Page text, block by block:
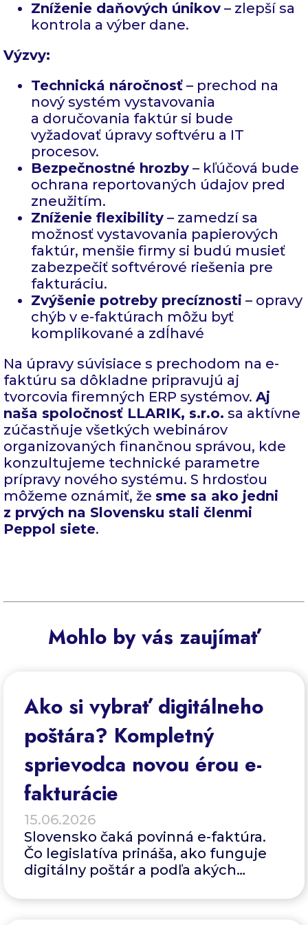
Zníženie daňových únikov – zlepší sa
kontrola a výber dane.
Výzvy:
Technická náročnosť – prechod na
nový systém vystavovania
a doručovania faktúr si bude
vyžadovať úpravy softvéru a IT
procesov.
Bezpečnostné hrozby – kľúčová bude
ochrana reportovaných údajov pred
zneužitím.
Zníženie flexibility – zamedzí sa
možnosť vystavovania papierových
faktúr, menšie firmy si budú musieť
zabezpečiť softvérové riešenia pre
fakturáciu.
Zvýšenie potreby precíznosti – opravy
chýb v e-faktúrach môžu byť
komplikované a zdĺhavé
Na úpravy súvisiace s prechodom na e-
faktúru sa dôkladne pripravujú aj
tvorcovia firemných ERP systémov. Aj
naša spoločnosť LLARIK, s.r.o. sa aktívne
zúčastňuje všetkých webinárov
organizovaných finančnou správou, kde
konzultujeme technické parametre
prípravy nového systému. S hrdosťou
môžeme oznámiť, že sme sa ako jedni
z prvých na Slovensku stali členmi
Peppol siete.
Mohlo by vás zaujímať
Ako si vybrať digitálneho
poštára? Kompletný
sprievodca novou érou e-
fakturácie
15.06.2026
Slovensko čaká povinná e-faktúra.
Čo legislatíva prináša, ako funguje
digitálny poštár a podľa akých